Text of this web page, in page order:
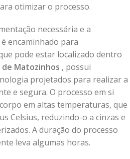
otimizar o processo.
necessária e a
encaminhado para
pode estar localizado dentro
Matozinhos , possui
projetados para realizar a
e segura. O processo em si
em altas temperaturas, que
Celsius, reduzindo-o a cinzas e
A duração do processo
leva algumas horas.